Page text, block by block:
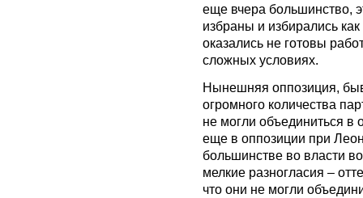
еще вчера большинство,
избраны и избирались
оказались не готовы
сложных условиях.
Нынешняя оппозиция,
огромного количества
не могли объединиться в
еще в оппозиции при
большинстве во власти
мелкие разногласия –
что они не могли